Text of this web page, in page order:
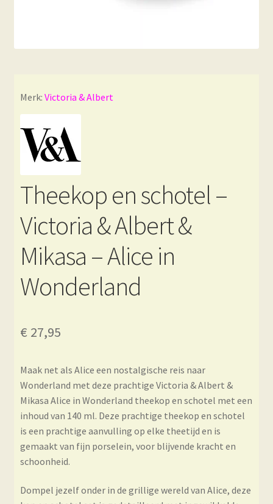
Merk: Victoria & Albert
Theekop en schotel –
Victoria & Albert &
Mikasa – Alice in
Wonderland
€ 27,95
Maak net als Alice een nostalgische reis naar
Wonderland met deze prachtige Victoria & Albert &
Mikasa Alice in Wonderland theekop en schotel met een
inhoud van 140 ml. Deze prachtige theekop en schotel
is een prachtige aanvulling op elke theetijd en is
gemaakt van fijn porselein, voor blijvende kracht en
schoonheid.
Dompel jezelf onder in de grillige wereld van Alice, deze